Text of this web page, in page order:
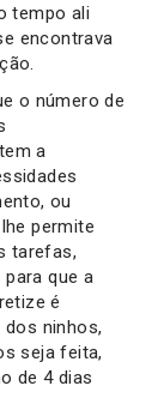
tempo ali
encontrava
o número de
a
ou
permite
tarefas,
que a
é
ninhos,
seja feita,
de 4 dias